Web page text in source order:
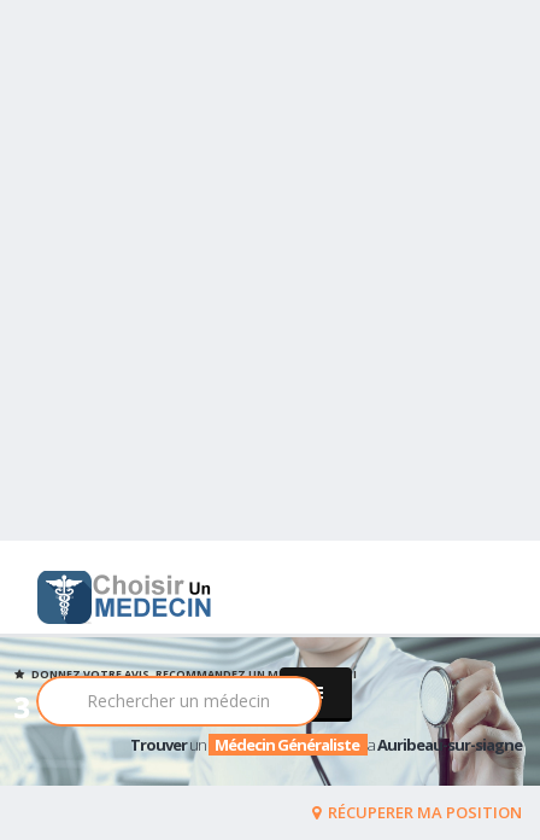
3 Médecin Généraliste
DONNEZ VOTRE AVIS, RECOMMANDEZ UN MEDECIN PARMI
Trouverun Médecin Généraliste aAuribeau-sur-siagne
RÉCUPERER MA POSITION